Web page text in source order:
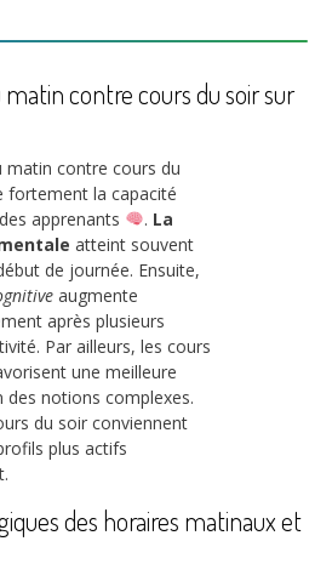
contre cours du soir sur
matin contre cours du
fortement la capacité
apprenants
. La
atteint souvent
de journée. Ensuite,
augmente
après plusieurs
Par ailleurs, les cours
une meilleure
des notions complexes.
du soir conviennent
plus actifs
des horaires matinaux et